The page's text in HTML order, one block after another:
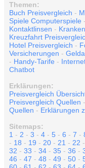
Themen:
Buch Preisvergleich -
Spiele Computerspiele -
Kontaktlinsen -
Kreuzfahrt
Hotel Preisvergleich -
Versicherungen -
- Handy-Tarife -
Chatbot
Erklärungen:
Preisvergleich
Preisvergleich Quellen -
Quellen - Erklärungen
Sitemaps:
1 - 2 - 3 - 4 - 5 - 6 - 7 -
- 18 - 19 - 20 - 21 - 22 -
32 - 33 - 34 - 35 - 36 -
46 - 47 - 48 - 49 - 50 -